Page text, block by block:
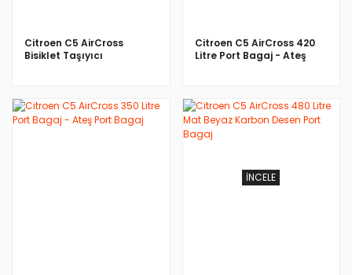
Citroen C5 AirCross
Bisiklet Taşıyıcı
Citroen C5 AirCross 420
Litre Port Bagaj - Ateş
İNCELE